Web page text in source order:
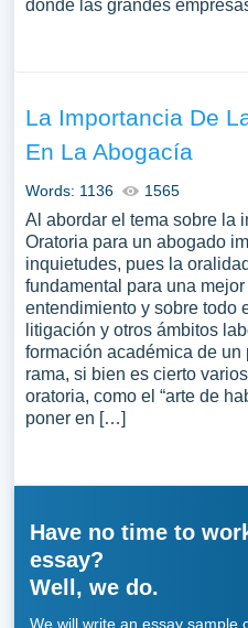
donde las grandes
La Importancia De
En La Abogacía
Words: 1136 1565
Al abordar el tema sobre la
Oratoria para un abogado
inquietudes, pues la
fundamental para una
entendimiento y sobre todo
litigación y otros ámbitos
formación académica de
rama, si bien es cierto
oratoria, como el “arte de
poner en […]
Have no time to
essay?
Well, we do.
We will write an essay sample